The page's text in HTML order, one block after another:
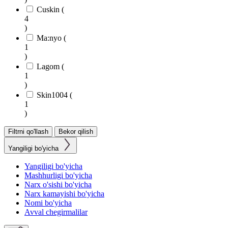
Cuskin (
4
)
Ma:nyo (
1
)
Lagom (
1
)
Skin1004 (
1
)
Yangiligi bo'yicha
Yangiligi bo'yicha
Mashhurligi bo'yicha
Narx o'sishi bo'yicha
Narx kamayishi bo'yicha
Nomi bo'yicha
Avval chegirmalilar